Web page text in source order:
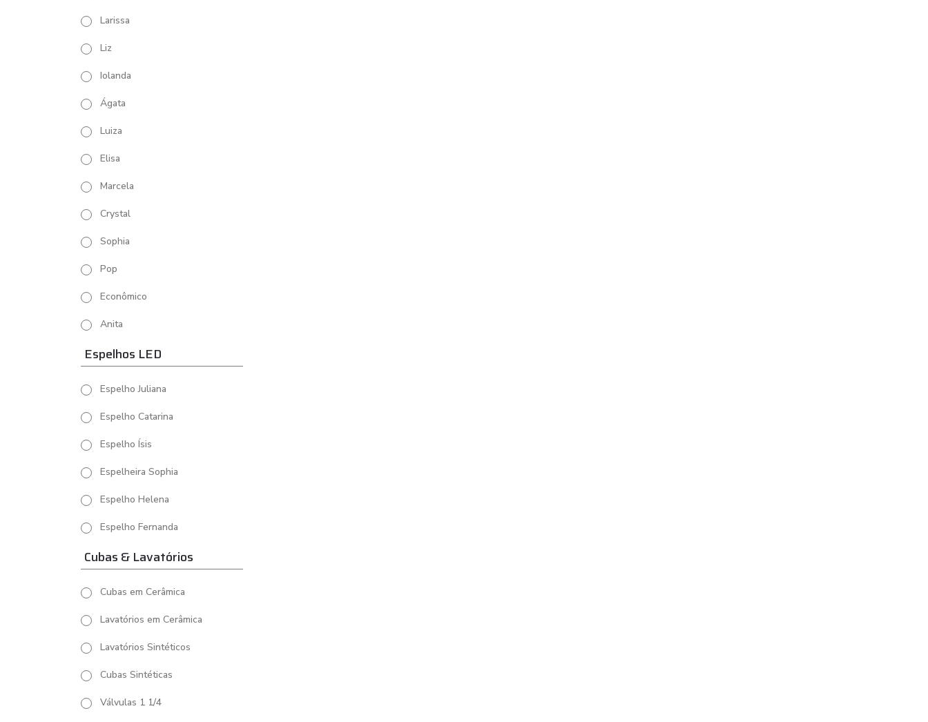
Larissa
Liz
Iolanda
Ágata
Luiza
Elisa
Marcela
Crystal
Sophia
Pop
Econômico
Anita
Espelhos LED
Espelho Juliana
Espelho Catarina
Espelho Ísis
Espelheira Sophia
Espelho Helena
Espelho Fernanda
Cubas & Lavatórios
Cubas em Cerâmica
Lavatórios em Cerâmica
Lavatórios Sintéticos
Cubas Sintéticas
Válvulas 1 1/4